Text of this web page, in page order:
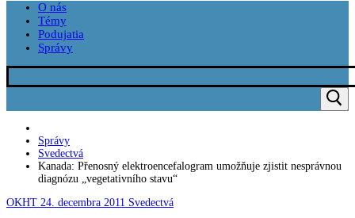
O nás
Témy
Podujatia
Správy
Správy
Svedectvá
Kanada: Přenosný elektroencefalogram umožňuje zjistit nesprávnou
diagnózu „vegetativního stavu“
OKHT 24. decembra 2011 Svedectvá